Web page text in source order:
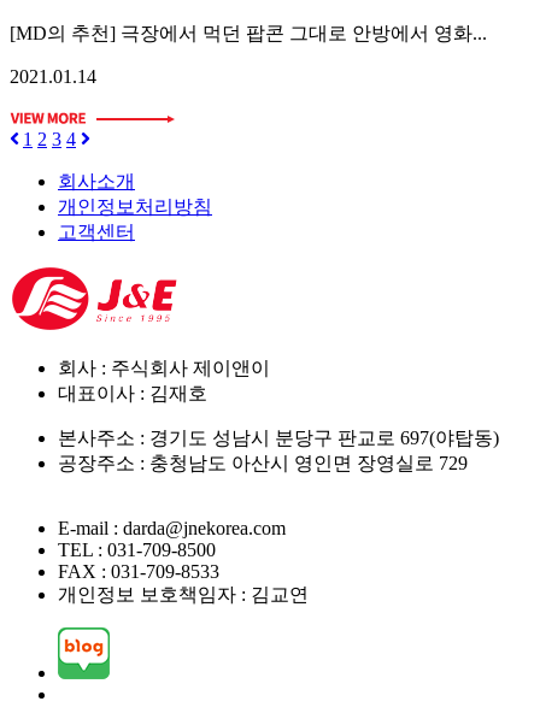
[MD의 추천] 극장에서 먹던 팝콘 그대로 안방에서 영화...
2021.01.14
1 2 3 4
회사소개
개인정보처리방침
고객센터
회사 : 주식회사 제이앤이
대표이사 : 김재호
본사주소 : 경기도 성남시 분당구 판교로 697(야탑동)
공장주소 : 충청남도 아산시 영인면 장영실로 729
E-mail : darda@jnekorea.com
TEL : 031-709-8500
FAX : 031-709-8533
개인정보 보호책임자 : 김교연